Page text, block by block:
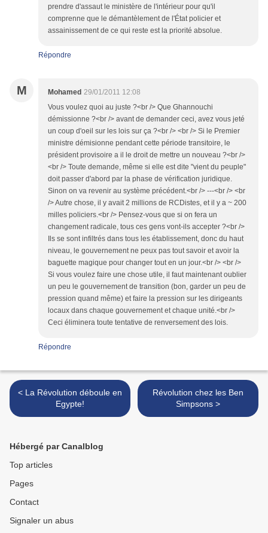
prendre d'assaut le ministère de l'intérieur pour qu'il
comprenne que le démantèlement de l'État policier et
assainissement de ce qui reste est la priorité absolue.
Répondre
M Mohamed 29/01/2011 12:08
Vous voulez quoi au juste ?<br /> Que Ghannouchi
démissionne ?<br /> avant de demander ceci, avez vous jeté
un coup d'oeil sur les lois sur ça ?<br /> <br /> Si le Premier
ministre démisionne pendant cette période transitoire, le
président provisoire a il le droit de mettre un nouveau ?<br />
<br /> Toute demande, même si elle est dite "vient du peuple"
doit passer d'abord par la phase de vérification juridique.
Sinon on va revenir au système précédent.<br /> ---<br /> <br
/> Autre chose, il y avait 2 millions de RCDistes, et il y a ~ 200
milles policiers.<br /> Pensez-vous que si on fera un
changement radicale, tous ces gens vont-ils accepter ?<br />
Ils se sont infiltrés dans tous les établissement, donc du haut
niveau, le gouvernement ne peux pas tout savoir et avoir la
baguette magique pour changer tout en un jour.<br /> <br />
Si vous voulez faire une chose utile, il faut maintenant oublier
un peu le gouvernement de transition (bon, garder un peu de
pression quand même) et faire la pression sur les dirigeants
locaux dans chaque gouvernement et chaque unité.<br />
Ceci éliminera toute tentative de renversement des lois.
Répondre
< La Révolution déboule en
Egypte!
Révolution chez les Ben
Simpsons >
Hébergé par Canalblog
Top articles
Pages
Contact
Signaler un abus